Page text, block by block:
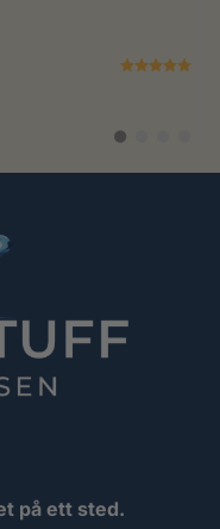
Bytt
testimonial
testimonial
på ett sted.